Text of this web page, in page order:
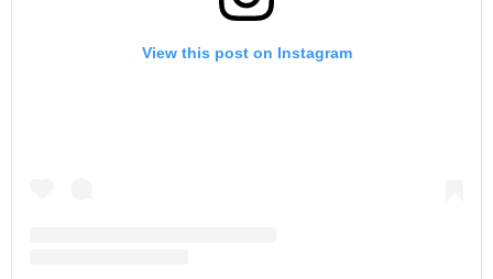
View this post on Instagram